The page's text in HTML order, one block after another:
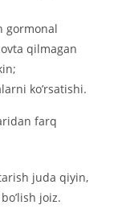
gormonal
qilmagan
ko’rsatishi.
farq
juda qiyin,
joiz.